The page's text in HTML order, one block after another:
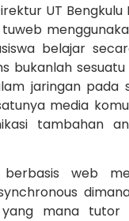
UT
belajar
bukanlah
jaringan pada
media
tambahan
web
mana